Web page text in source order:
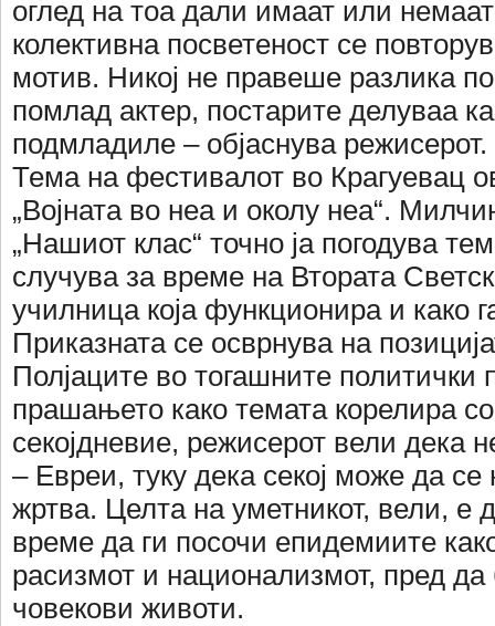
оглед на тоа дали имаат или немаат
колективна посветеност се
мотив. Никој не правеше разлика
помлад актер, постарите делуваа
подмладиле – објаснува режисерот.
Тема на фестивалот во Крагуевац
„Војната во неа и околу неа“.
„Нашиот клас“ точно ја погодува
случува за време на Втората
училница која функционира и како
Приказната се осврнува на
Полјаците во тогашните
прашањето како темата корелира
секојдневие, режисерот вели дека
– Евреи, туку дека секој може да се
жртва. Целта на уметникот, вели, е
време да ги посочи епидемиите
расизмот и национализмот, пред да
човекови животи.